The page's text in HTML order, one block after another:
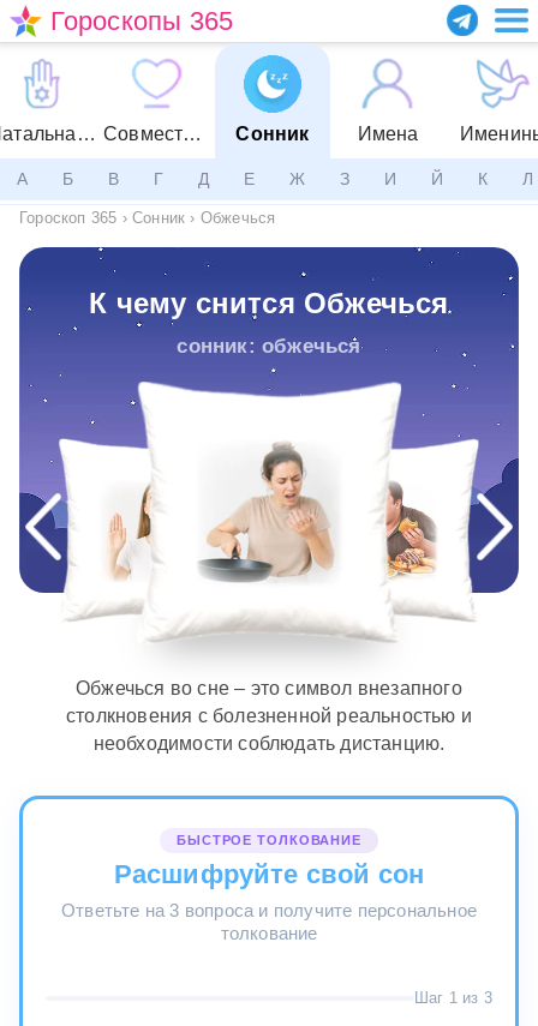
Гороскопы 365
Натальная карта Совместимость Сонник Имена
А Б В Г Д Е Ж З И Й К Л
Гороскоп 365 › Сонник › Обжечься
К чему снится Обжечься
сонник: обжечься
Обжечься во сне – это символ внезапного
столкновения с болезненной реальностью и
необходимости соблюдать дистанцию.
БЫСТРОЕ ТОЛКОВАНИЕ
Расшифруйте свой сон
Ответьте на 3 вопроса и получите персональное
толкование
Шаг 1 из 3